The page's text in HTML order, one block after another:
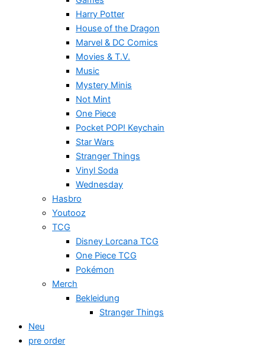
Harry Potter
House of the Dragon
Marvel & DC Comics
Movies & T.V.
Music
Mystery Minis
Not Mint
One Piece
Pocket POP! Keychain
Star Wars
Stranger Things
Vinyl Soda
Wednesday
Hasbro
Youtooz
TCG
Disney Lorcana TCG
One Piece TCG
Pokémon
Merch
Bekleidung
Stranger Things
Neu
pre order